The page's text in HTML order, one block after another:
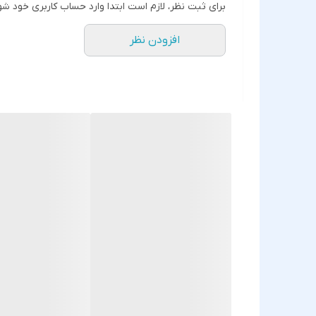
برای ثبت نظر، لازم است ابتدا وارد حساب کاربری خود
افزودن نظر